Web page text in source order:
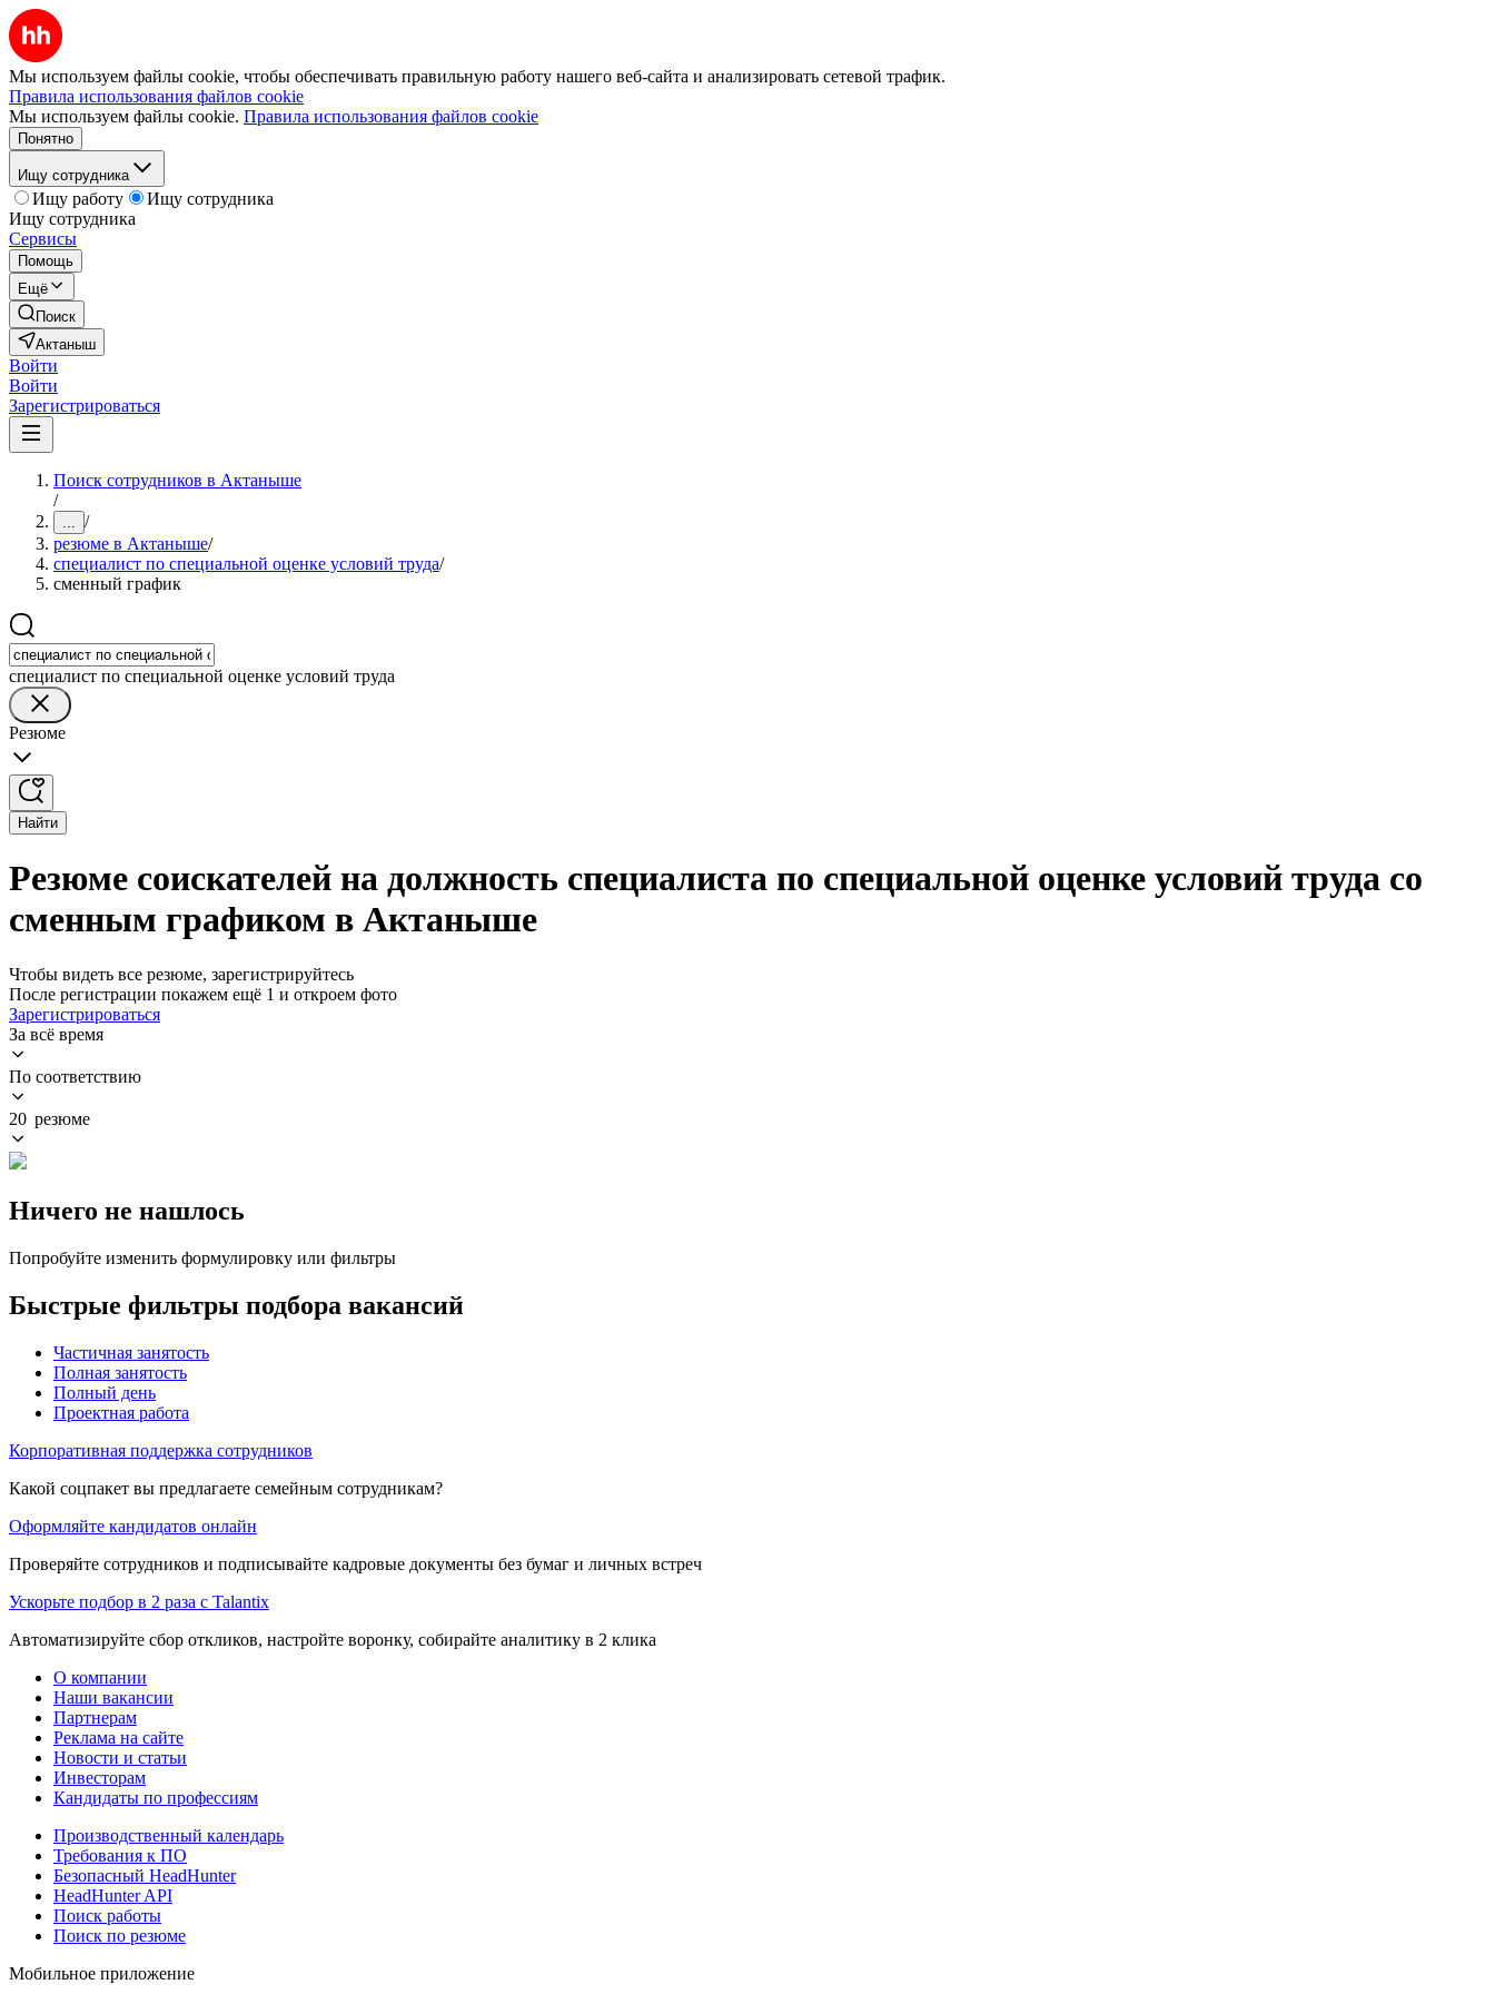
Мы используем файлы cookie, чтобы обеспечивать правильную работу нашего веб-сайта и анализировать сетевой трафик.
Правила использования файлов cookie
Мы используем файлы cookie. Правила использования файлов cookie
Понятно
Ищу сотрудника
Ищу работу
Ищу сотрудника
Ищу сотрудника
Сервисы
Помощь
Ещё
Поиск
Актаныш
Войти
Войти
Зарегистрироваться
Поиск сотрудников в Актаныше
/
... /
резюме в Актаныше/
специалист по специальной оценке условий труда/
сменный график
специалист по специальной оценке условий труда
Резюме
Найти
Резюме соискателей на должность специалиста по специальной оценке условий труда со
сменным графиком в Актаныше
Чтобы видеть все резюме, зарегистрируйтесь
После регистрации покажем ещё 1 и откроем фото
Зарегистрироваться
За всё время
По соответствию
20 резюме
Ничего не нашлось
Попробуйте изменить формулировку или фильтры
Быстрые фильтры подбора вакансий
Частичная занятость
Полная занятость
Полный день
Проектная работа
Корпоративная поддержка сотрудников
Какой соцпакет вы предлагаете семейным сотрудникам?
Оформляйте кандидатов онлайн
Проверяйте сотрудников и подписывайте кадровые документы без бумаг и личных встреч
Ускорьте подбор в 2 раза с Talantix
Автоматизируйте сбор откликов, настройте воронку, собирайте аналитику в 2 клика
О компании
Наши вакансии
Партнерам
Реклама на сайте
Новости и статьи
Инвесторам
Кандидаты по профессиям
Производственный календарь
Требования к ПО
Безопасный HeadHunter
HeadHunter API
Поиск работы
Поиск по резюме
Мобильное приложение